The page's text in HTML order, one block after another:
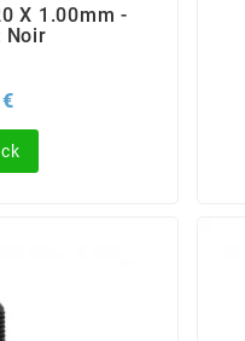
X 1.00mm -
Noir
Prix